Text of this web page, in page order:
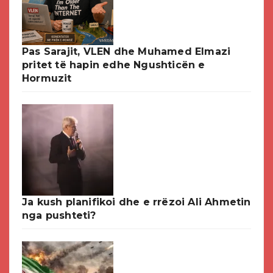
Pas Sarajit, VLEN dhe Muhamed Elmazi
pritet të hapin edhe Ngushticën e
Hormuzit
Ja kush planifikoi dhe e rrëzoi Ali Ahmetin
nga pushteti?